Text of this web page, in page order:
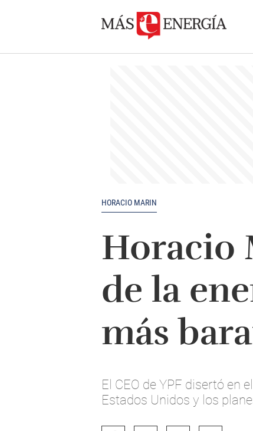
HORACIO MARIN
Horacio
de la
más
El CEO de YPF disertó en
Estados Unidos y los